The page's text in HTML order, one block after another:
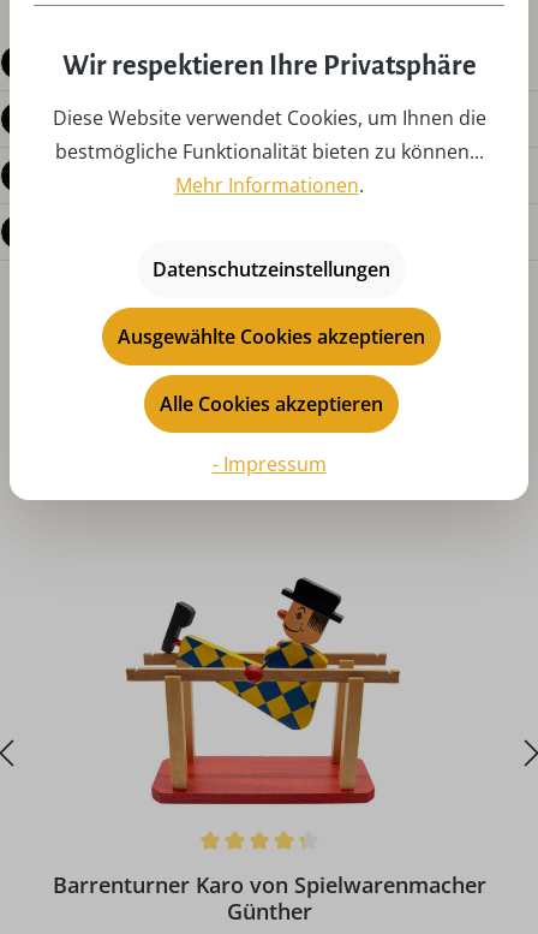
Beschreibung
Produktdetails
Bewertungen
Produktgalerie überspringen
Das könnte Ihnen auch gefallen
Barrenturner Karo von Spielwarenmacher
Günther
Wir respektieren Ihre Privatsphäre
Diese Website verwendet Cookies, um Ihnen die
bestmögliche Funktionalität bieten zu können...
Mehr Informationen.
Datenschutzeinstellungen
Ausgewählte Cookies akzeptieren
Alle Cookies akzeptieren
- Impressum